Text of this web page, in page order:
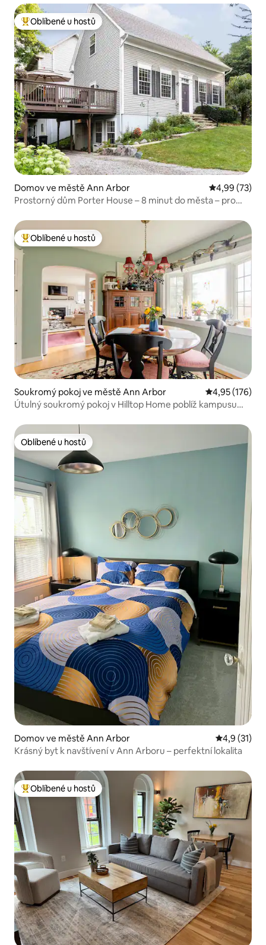
Nejlepší v kategorii Oblíbené u hostů
Oblíbené u hostů
Domov ve městě Ann Arbor Průměrné
4,99 (73)
Prostorný dům Porter House – 8 minut do města – pro
Nejlepší v kategorii Oblíbené u hostů
Oblíbené u hostů
Soukromý pokoj ve městě Ann Arbor Průměrné
4,95 (176)
Útulný soukromý pokoj v Hilltop Home poblíž kampusu
Oblíbené u hostů
Oblíbené u hostů
Domov ve městě Ann Arbor Průměrné
4,9 (31)
Krásný byt k navštívení v Ann Arboru – perfektní lokalita
Nejlepší v kategorii Oblíbené u hostů
Oblíbené u hostů